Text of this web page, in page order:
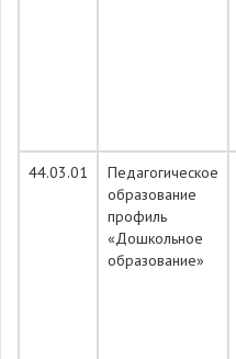
44.03.01
Педагогическое
образование
профиль
«Дошкольное
образование»